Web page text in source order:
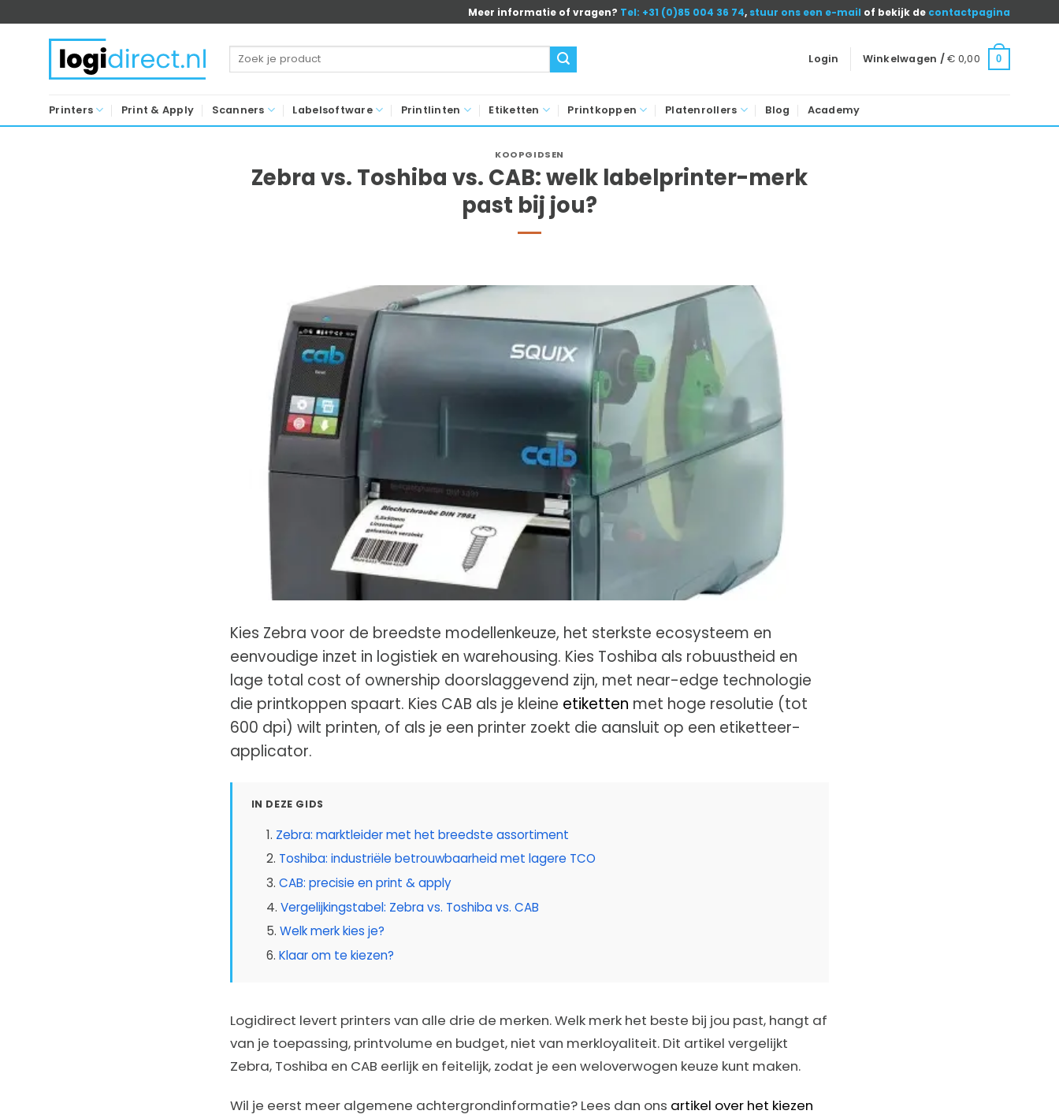
naar
Meer informatie of vragen? Tel: +31 (0)85 004 36 74, stuur ons een e-mail of bekijk de contactpagina
Zoeken
Login Winkelwagen /€ 0,00 0
Printers Print & Apply Scanners Labelsoftware Printlinten Etiketten Printkoppen Platenrollers Blog Academy
KOOPGIDSEN
Zebra vs. Toshiba vs. CAB: welk labelprinter-merk
past bij jou?
Kies Zebra voor de breedste modellenkeuze, het sterkste ecosysteem en
eenvoudige inzet in logistiek en warehousing. Kies Toshiba als robuustheid en
lage total cost of ownership doorslaggevend zijn, met near-edge technologie
die printkoppen spaart. Kies CAB als je kleine etiketten met hoge resolutie (tot
600 dpi) wilt printen, of als je een printer zoekt die aansluit op een etiketteer-
applicator.
IN DEZE GIDS
Zebra: marktleider met het breedste assortiment
Toshiba: industriële betrouwbaarheid met lagere TCO
CAB: precisie en print & apply
Vergelijkingstabel: Zebra vs. Toshiba vs. CAB
Welk merk kies je?
Klaar om te kiezen?
Logidirect levert printers van alle drie de merken. Welk merk het beste bij jou past, hangt af
van je toepassing, printvolume en budget, niet van merkloyaliteit. Dit artikel vergelijkt
Zebra, Toshiba en CAB eerlijk en feitelijk, zodat je een weloverwogen keuze kunt maken.
Wil je eerst meer algemene achtergrondinformatie? Lees dan ons artikel over het kiezen